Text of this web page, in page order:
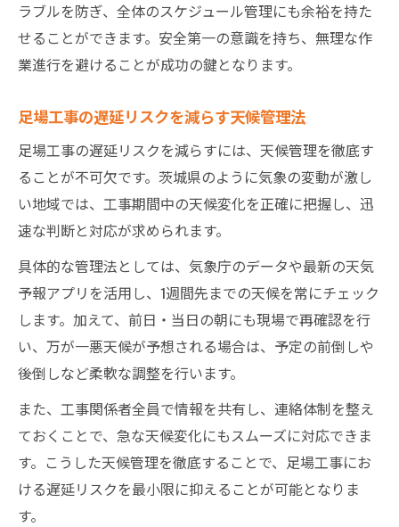
ラブルを防ぎ、全体のスケジュール管理にも余裕を持た
せることができます。安全第一の意識を持ち、無理な作
業進行を避けることが成功の鍵となります。
足場工事の遅延リスクを減らす天候管理法
足場工事の遅延リスクを減らすには、天候管理を徹底す
ることが不可欠です。茨城県のように気象の変動が激し
い地域では、工事期間中の天候変化を正確に把握し、迅
速な判断と対応が求められます。
具体的な管理法としては、気象庁のデータや最新の天気
予報アプリを活用し、1週間先までの天候を常にチェック
します。加えて、前日・当日の朝にも現場で再確認を行
い、万が一悪天候が予想される場合は、予定の前倒しや
後倒しなど柔軟な調整を行います。
また、工事関係者全員で情報を共有し、連絡体制を整え
ておくことで、急な天候変化にもスムーズに対応できま
す。こうした天候管理を徹底することで、足場工事にお
ける遅延リスクを最小限に抑えることが可能となりま
す。